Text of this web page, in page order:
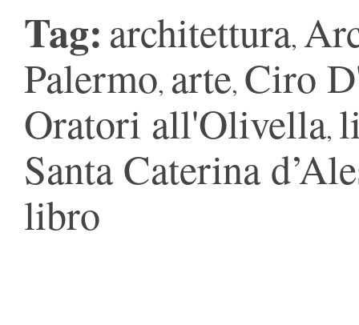
Tag: architettura,
Palermo, arte, Ciro
Oratori all'Olivella,
Santa Caterina
libro